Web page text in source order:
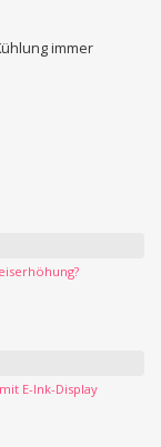
immer
E-Ink-Display